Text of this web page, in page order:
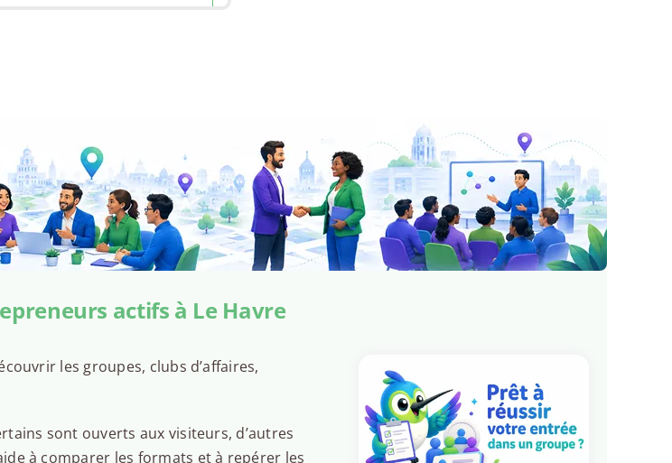
actifs à Le Havre
les groupes, clubs d’affaires,
sont ouverts aux visiteurs, d’autres
à comparer les formats et à repérer les